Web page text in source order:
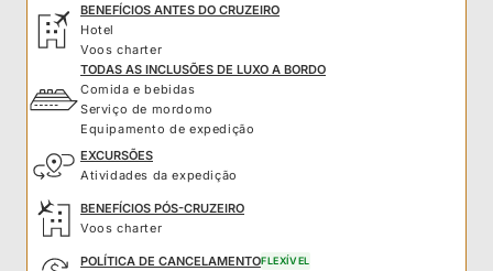
BENEFÍCIOS ANTES DO CRUZEIRO
Hotel
Voos charter
TODAS AS INCLUSÕES DE LUXO A BORDO
Comida e bebidas
Serviço de mordomo
Equipamento de expedição
EXCURSÕES
Atividades da expedição
BENEFÍCIOS PÓS-CRUZEIRO
Voos charter
POLÍTICA DE CANCELAMENTOFLEXÍVEL